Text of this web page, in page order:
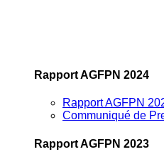
Rapport AGFPN 2024
Rapport AGFPN
Communiqué de
Rapport AGFPN 2023